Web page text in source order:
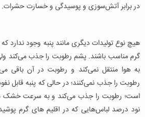
در برابر آتش‌سوزی و پوسیدگی و خسارت حشرات.
هیچ نوع تولیدات دیگری مانند پنبه وجود ندارد
گرم مناسب باشند. پشم رطوبت را جذب می‌کند
به هوا منتقل نمی‌کند و رطوبت در آن باقی
رطوبت را جذب نمی‌کنند؛ در حالی که پنبه قابل
است؛ رطوبت را جذب می‌کند و به سرعت خشک
نود درصد لباس‌هایی که در اقلیم های گرم